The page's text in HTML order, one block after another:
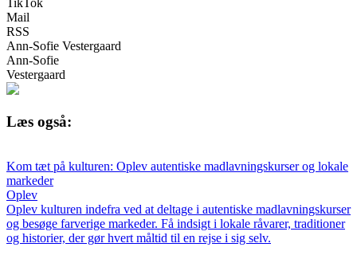
TikTok
Mail
RSS
Ann-Sofie Vestergaard
Ann-Sofie
Vestergaard
Læs også:
Kom tæt på kulturen: Oplev autentiske madlavningskurser og lokale
markeder
Oplev
Oplev kulturen indefra ved at deltage i autentiske madlavningskurser
og besøge farverige markeder. Få indsigt i lokale råvarer, traditioner
og historier, der gør hvert måltid til en rejse i sig selv.